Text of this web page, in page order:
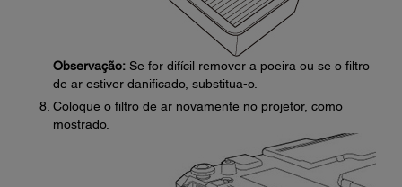
Observação: Se for difícil remover a poeira ou se o filtro
de ar estiver danificado, substitua-o.
Coloque o filtro de ar novamente no projetor, como
mostrado.